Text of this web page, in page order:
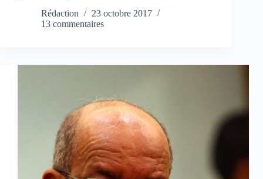
Rédaction
23 octobre 2017
13 commentaires